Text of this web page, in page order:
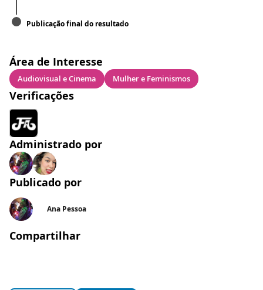
Publicação final do resultado
Área de Interesse
Audiovisual e Cinema Mulher e Feminismos
Verificações
Administrado por
Publicado por
Ana Pessoa
Compartilhar